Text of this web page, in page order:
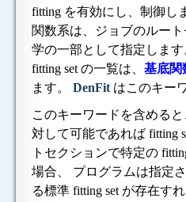
fitting を有効にし、制御し
関数系は、ジョブのルー
学の一部として指定します
fitting set の一覧は、 基底関
ます。 DenFit はこのキー
このキーワードを含める
対して可能であれば fitting
トセクションで特定の
場合、 プログラムは指定
る標準 fitting set が存在す